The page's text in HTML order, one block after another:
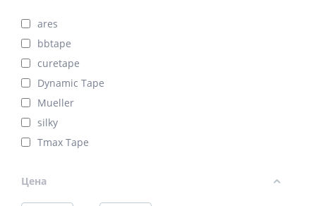
ares
bbtape
curetape
Dynamic Tape
Mueller
silky
Tmax Tape
Цена